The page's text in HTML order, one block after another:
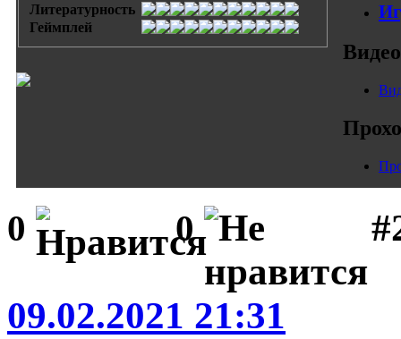
Литературность
Геймплей
0 0
09.02.2021 21:31